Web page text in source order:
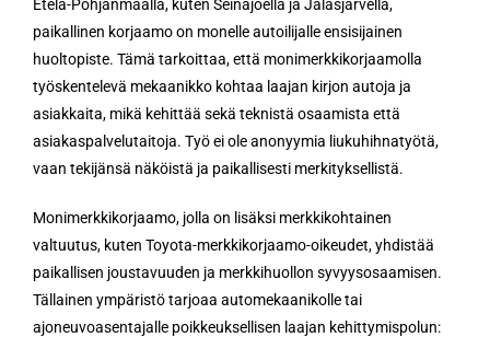
Etelä-Pohjanmaalla, kuten Seinäjoella ja Jalasjärvellä,
paikallinen korjaamo on monelle autoilijalle ensisijainen
huoltopiste. Tämä tarkoittaa, että monimerkkikorjaamolla
työskentelevä mekaanikko kohtaa laajan kirjon autoja ja
asiakkaita, mikä kehittää sekä teknistä osaamista että
asiakaspalvelutaitoja. Työ ei ole anonyymia liukuhihnatyötä,
vaan tekijänsä näköistä ja paikallisesti merkityksellistä.
Monimerkkikorjaamo, jolla on lisäksi merkkikohtainen
valtuutus, kuten Toyota-merkkikorjaamo-oikeudet, yhdistää
paikallisen joustavuuden ja merkkihuollon syvyysosaamisen.
Tällainen ympäristö tarjoaa automekaanikolle tai
ajoneuvoasentajalle poikkeuksellisen laajan kehittymispolun: